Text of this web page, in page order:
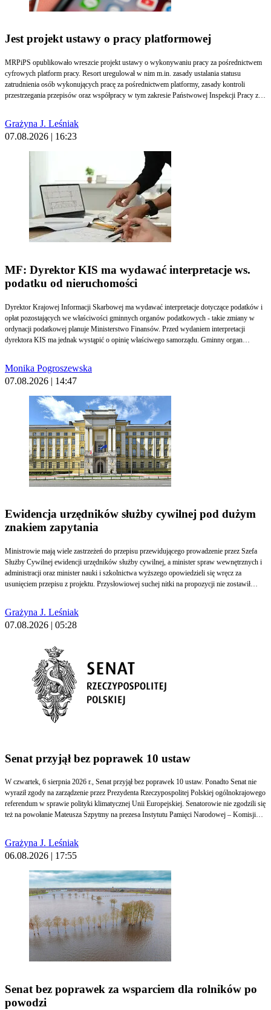
Jest projekt ustawy o pracy platformowej
MRPiPS opublikowało wreszcie projekt ustawy o wykonywaniu pracy za pośrednictwem
cyfrowych platform pracy. Resort uregulował w nim m.in. zasady ustalania statusu
zatrudnienia osób wykonujących pracę za pośrednictwem platformy, zasady kontroli
przestrzegania przepisów oraz współpracy w tym zakresie Państwowej Inspekcji Pracy z
Ustawa ma wejść w życie po upływie miesiąca od dnia jej ogłoszenia.
Grażyna J. Leśniak
07.08.2026 | 16:23
MF: Dyrektor KIS ma wydawać interpretacje ws.
podatku od nieruchomości
Dyrektor Krajowej Informacji Skarbowej ma wydawać interpretacje dotyczące podatków i
opłat pozostających we właściwości gminnych organów podatkowych - takie zmiany w
ordynacji podatkowej planuje Ministerstwo Finansów. Przed wydaniem interpretacji
dyrektora KIS ma jednak wystąpić o opinię właściwego samorządu. Gminny organ
Monika Pogroszewska
07.08.2026 | 14:47
Ewidencja urzędników służby cywilnej pod dużym
znakiem zapytania
Ministrowie mają wiele zastrzeżeń do przepisu przewidującego prowadzenie przez Szefa
Służby Cywilnej ewidencji urzędników służby cywilnej, a minister spraw wewnętrznych i
administracji oraz minister nauki i szkolnictwa wyższego opowiedzieli się wręcz za
usunięciem przepisu z projektu. Przysłowiowej suchej nitki na propozycji nie zostawił
przechowywania, integralności i poufności, a także rozliczalności.
Grażyna J. Leśniak
07.08.2026 | 05:28
Senat przyjął bez poprawek 10 ustaw
W czwartek, 6 sierpnia 2026 r., Senat przyjął bez poprawek 10 ustaw. Ponadto Senat nie
wyraził zgody na zarządzenie przez Prezydenta Rzeczypospolitej Polskiej ogólnokrajowego
referendum w sprawie polityki klimatycznej Unii Europejskiej. Senatorowie nie zgodzili się
też na powołanie Mateusza Szpytmy na prezesa Instytutu Pamięci Narodowej – Komisji
Grażyna J. Leśniak
06.08.2026 | 17:55
Senat bez poprawek za wsparciem dla rolników po
powodzi